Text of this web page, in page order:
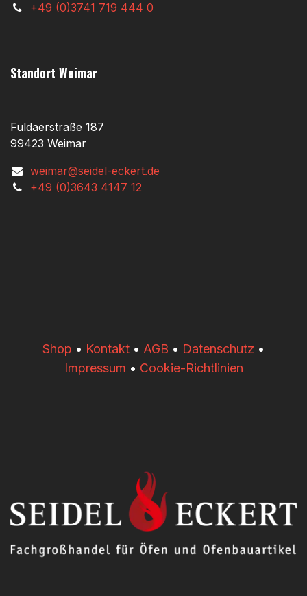
+49 (0)3741 719 444 0
Standort Weimar
Fuldaerstraße 187
99423 Weimar
weimar@seidel-eckert.de
+49 (0)3643 4147 12
​​Shop • Kontakt • AGB • Datenschutz •
Impressum • Cookie-Richtlinien